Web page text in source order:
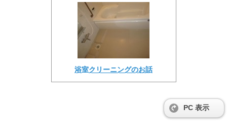
浴室クリーニングのお話
PC 表示